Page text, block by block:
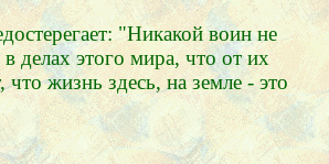
"Никакой воин не
делах этого мира, что от их
жизнь здесь, на земле - это